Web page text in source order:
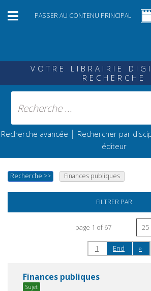
PASSER AU CONTENU PRINCIPAL
VOTRE LIBRAIRIE
RECHERCHE
Recherche avancée | Rechercher par
éditeur
Recherche >> Finances publiques
FILTRER PAR
page 1 of 67
1 End »
Finances publiques
Sujet